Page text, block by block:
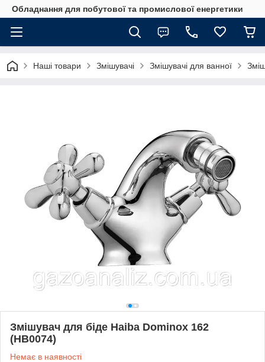
Обладнання для побутової та промислової енергетики
Наші товари Змішувачі Змішувачі для ванної
Змішувач для біде Haiba Dominox 162
(HB0074)
Немає в наявності